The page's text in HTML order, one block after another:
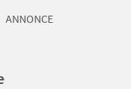
ANNONCE